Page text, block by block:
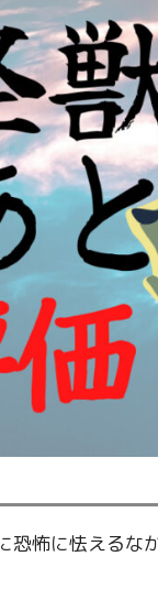
恐怖に怯えるな